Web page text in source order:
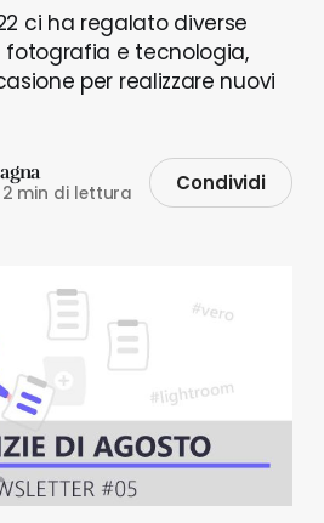
ci ha regalato diverse
e tecnologia,
per realizzare nuovi
2 min di lettura Condividi